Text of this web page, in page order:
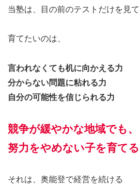
当塾は、目の前のテストだけを見て
育てたいのは、
言われなくても机に向かえる力
分からない問題に粘れる力
自分の可能性を信じられる力
競争が緩やかな地域でも、
努力をやめない子を育てる
それは、奥能登で経営を続ける